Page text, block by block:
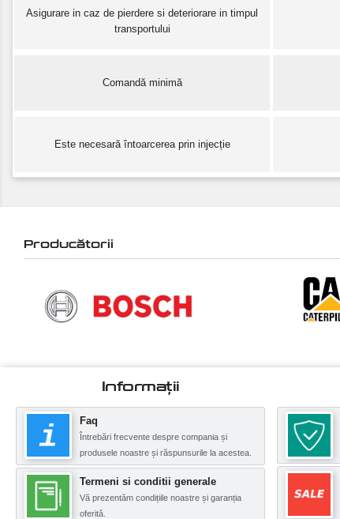
Asigurare in caz de pierdere si deteriorare in timpul
transportului
Comandă minimă
Este necesară întoarcerea prin injecție
Producătorii
Informații
Faq
Întrebări frecvente despre compania și
produsele noastre și răspunsurile la acestea.
Termeni si conditii generale
Vă prezentăm condițiile noastre și garanția
oferită.